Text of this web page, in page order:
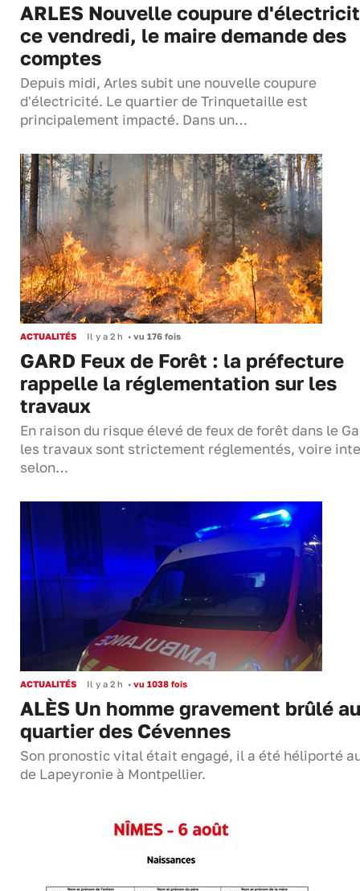
ARLES Nouvelle coupure
ce vendredi, le maire demande des
comptes
Depuis midi, Arles subit une nouvelle coupure
d'électricité. Le quartier de Trinquetaille est
principalement impacté. Dans un…
ACTUALITÉS Il y a 2 h • vu 176 fois
GARD Feux de Forêt : la préfecture
rappelle la réglementation sur les
travaux
En raison du risque élevé de feux de forêt dans le
les travaux sont strictement réglementés, voire
selon…
ACTUALITÉS Il y a 2 h • vu 1038 fois
ALÈS Un homme gravement brûlé au
quartier des Cévennes
Son pronostic vital était engagé, il a été héliporté
de Lapeyronie à Montpellier.